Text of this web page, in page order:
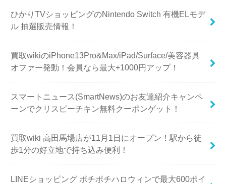
ひかりTVショッピングのNintendo Switch 有機ELモデ
ル 抽選販売情報！
買取wikiのiPhone13Pro&Max/iPad/Surface/美容器具
オファー発動！会員なら最大+1000円アップ！
スマートニュース(SmartNews)のお友達紹介キャンペ
ーンでクリスピーチキン無料クーポンゲット！
買取wiki 高田馬場店が11月1日にオープン！駅から徒
歩1分の好立地で持ち込み便利！
LINEショッピング ポチポチハロウィンで最大600ポイ